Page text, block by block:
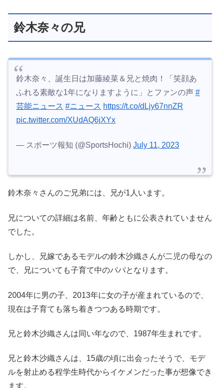
鈴木奈々の兄
鈴木奈々、誕生日は加藤綾菜＆兄と焼肉！「笑顔あ
ふれる素敵な1年になりますように」とファンの声 #
芸能ニュース #ニュース https://t.co/dLjy67nnZR
pic.twitter.com/XUdAQ6jXYx
— スポーツ報知 (@SportsHochi) July 11, 2023
鈴木奈々さんのご兄弟には、兄が1人います。
兄についての詳細は名前、年齢ともに公表されていません
でした。
しかし、兄嫁であるモデルの鈴木沙織さんが二児の母なの
で、兄についても子育て中のパパとなります。
2004年に男の子、2013年に女の子が産まれているので、
現在は子育ても落ち着きつつある時期です。
兄と鈴木沙織さんは同い年なので、1987年生まれです。
兄と鈴木沙織さんは、15歳の頃に出会ったそうで、モデ
ルを射止める程学生時代からイケメンだった事が想像でき
ます。